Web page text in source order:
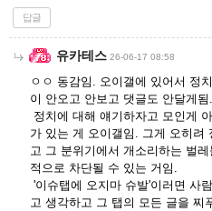
답글
유카테스 26-06-17 08:58
ㅇㅇ 동감임. 오이갤에 있어서 정
이 안오고 안보고 댓글도 안달게됨.
정치에 대해 얘기하자고 모인게
가 있는 게 오이갤임. 그게 오히려
고 그 분위기에서 개소리하는 벌
적으로 차단될 수 있는 거임.
'이슈탭에 오지마 슈발'이러면 사
고 생각하고 그 탭의 모든 글을 찌